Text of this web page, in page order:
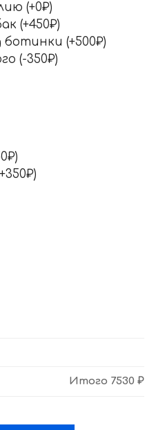
(+0₽)
(+450₽)
(+500₽)
(-350₽)
Итого 7530 ₽